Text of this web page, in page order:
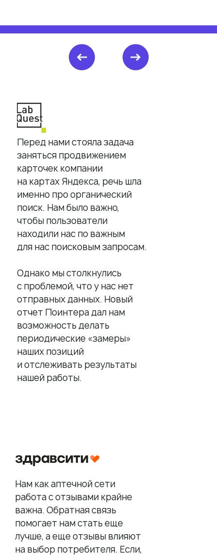
Перед нами стояла задача
заняться продвижением
карточек компании
на картах Яндекса, речь шла
именно про органический
поиск. Нам было важно,
чтобы пользователи
находили нас по важным
для нас поисковым запросам.
Однако мы столкнулись
с проблемой, что у нас нет
отправных данных. Новый
отчет Поинтера дал нам
возможность делать
периодические «замеры»
наших позиций
и отслеживать результаты
нашей работы.
Нам как аптечной сети
работа с отзывами крайне
важна. Обратная связь
помогает нам стать еще
лучше, а еще отзывы влияют
на выбор потребителя. Если,
Статистика по трафику
Работа с отзывами
Сервис сбора отзывов
Работа с магазинами приложений
Обработка отзывов
Ответы с помощью ChatGPT
и автоответы
Теги и автоответы
Статистика по отзывам
Суммаризация отзывов
Вакансии
Контакты
Партнерам
ИТ-аккредитация
Активатор отзывов
QR-коды и email-рассылки
Бонусы и подарки за отзывы
Анализ конкурентов
Реклама на картах
Геоперфоманс реклама
Полезные материалы